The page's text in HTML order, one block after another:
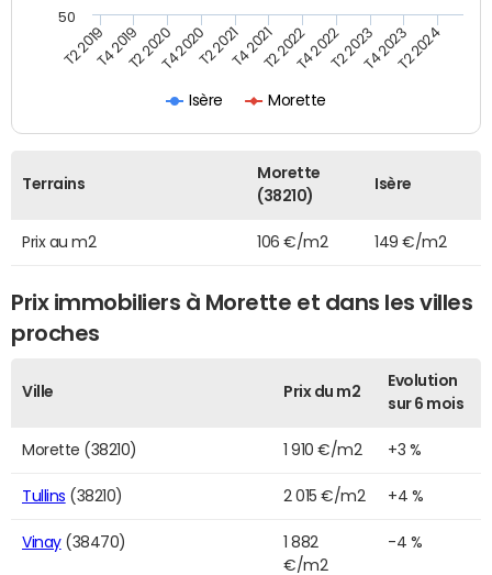
Isère Morette
T2 2019T4 2019T2 2020T4 2020T2 2021T4 2021T2 2022T4 2022T2 2023T4 2023T2 2024
50
Terrains
Morette
(38210)
Isère
Prix au m2 106 €/m2 149 €/m2
Prix immobiliers à Morette et dans les villes
proches
Ville Prix du m2
Evolution
sur 6 mois
Morette (38210) 1 910 €/m2 +3 %
Tullins (38210) 2 015 €/m2 +4 %
Vinay(38470)
1 882
€/m2
-4 %